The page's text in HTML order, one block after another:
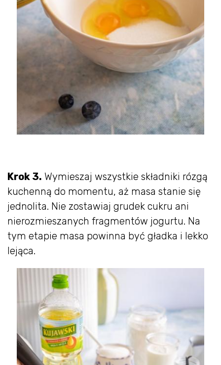
Krok 3. Wymieszaj wszystkie składniki rózgą
kuchenną do momentu, aż masa stanie się
jednolita. Nie zostawiaj grudek cukru ani
nierozmieszanych fragmentów jogurtu. Na
tym etapie masa powinna być gładka i lekko
lejąca.